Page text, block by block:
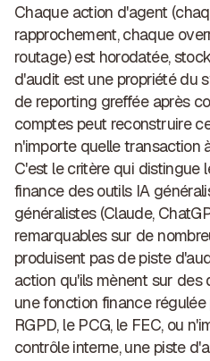
Chaque action d'agent
rapprochement, chaque
routage) est horodatée,
d'audit est une propriété du
de reporting greffée après
comptes peut reconstruire
n'importe quelle transaction
C'est le critère qui distingue
finance des outils IA
généralistes (Claude,
remarquables sur de
produisent pas de piste
action qu'ils mènent sur des
une fonction finance régulée
RGPD, le PCG, le FEC, ou
contrôle interne, une piste